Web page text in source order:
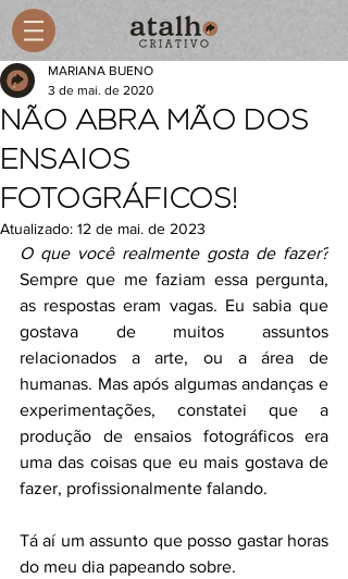
NÃO ABRA MÃO DOS
ENSAIOS
FOTOGRÁFICOS!
MARIANA BUENO
3 de mai. de 2020
Atualizado: 12 de mai. de 2023
O que você realmente gosta de fazer?
Sempre que me faziam essa pergunta,
as respostas eram vagas. Eu sabia que
gostava de muitos assuntos
relacionados a arte, ou a área de
humanas. Mas após algumas andanças e
experimentações, constatei que a
produção de ensaios fotográficos era
uma das coisas que eu mais gostava de
fazer, profissionalmente falando.
Tá aí um assunto que posso gastar horas
do meu dia papeando sobre.